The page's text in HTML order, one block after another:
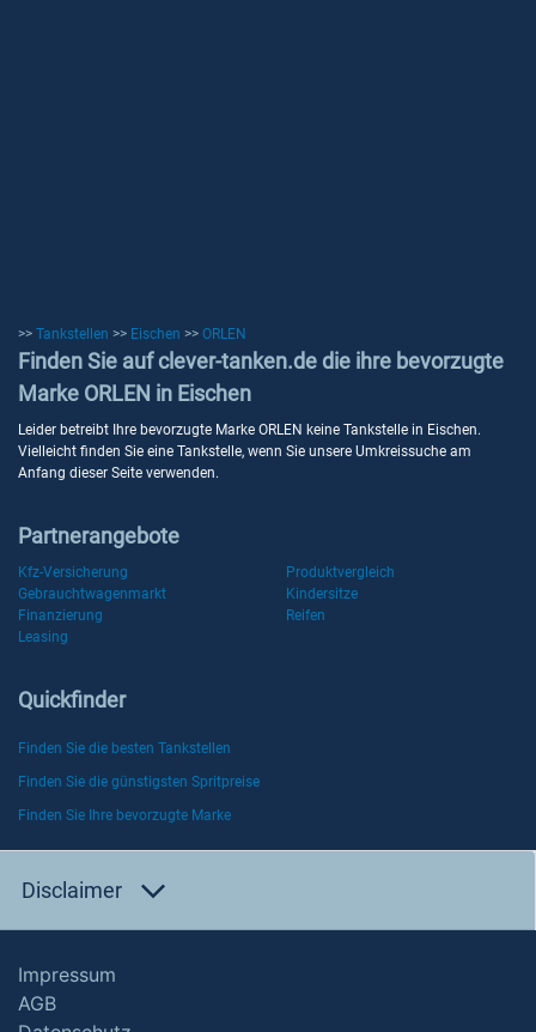
>> Tankstellen >> Eischen >> ORLEN
Finden Sie auf clever-tanken.de die ihre bevorzugte
Marke ORLEN in Eischen
Leider betreibt Ihre bevorzugte Marke ORLEN keine Tankstelle in Eischen.
Vielleicht finden Sie eine Tankstelle, wenn Sie unsere Umkreissuche am
Anfang dieser Seite verwenden.
Partnerangebote
Kfz-Versicherung
Produktvergleich
Gebrauchtwagenmarkt
Kindersitze
Finanzierung
Reifen
Leasing
Quickfinder
Finden Sie die besten Tankstellen
Finden Sie die günstigsten Spritpreise
Finden Sie Ihre bevorzugte Marke
Disclaimer
Impressum
AGB